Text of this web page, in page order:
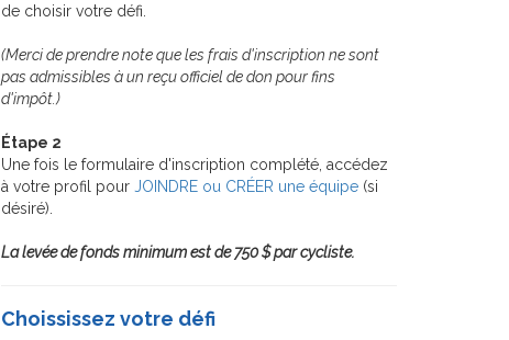
de choisir votre défi.
(Merci de prendre note que les frais d'inscription ne sont
pas admissibles à un reçu officiel de don pour fins
d'impôt.)
Étape 2
Une fois le formulaire d'inscription complété, accédez
à votre profil pour JOINDRE ou CRÉER une équipe (si
désiré).
La levée de fonds minimum est de 750 $ par cycliste.
Choississez votre défi